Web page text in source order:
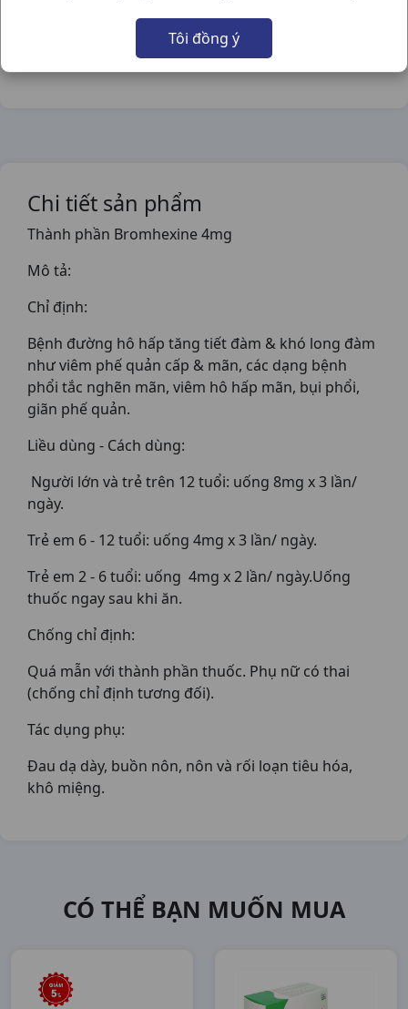
Tôi đồng ý
Chia sẻ qua mạng xã hội:
Chi tiết sản phẩm
Thành phần Bromhexine 4mg
Mô tả:
Chỉ định:
Bệnh đường hô hấp tăng tiết đàm & khó long đàm
như viêm phế quản cấp & mãn, các dạng bệnh
phổi tắc nghẽn mãn, viêm hô hấp mãn, bụi phổi,
giãn phế quản.
Liều dùng - Cách dùng:
Người lớn và trẻ trên 12 tuổi: uống 8mg x 3 lần/
ngày.
Trẻ em 6 - 12 tuổi: uống 4mg x 3 lần/ ngày.
Trẻ em 2 - 6 tuổi: uống 4mg x 2 lần/ ngày.Uống
thuốc ngay sau khi ăn.
Chống chỉ định:
Quá mẫn với thành phần thuốc. Phụ nữ có thai
(chống chỉ định tương đối).
Tác dụng phụ:
Đau dạ dày, buồn nôn, nôn và rối loạn tiêu hóa,
khô miệng.
CÓ THỂ BẠN MUỐN MUA